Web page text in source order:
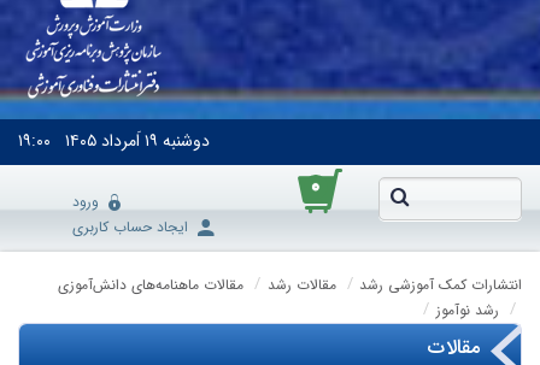
دوشنبه ۱۹ اَمرداد ۱۴۰۵ ۱۹:۰۰
۰
ورود
ایجاد حساب کاربری
انتشارات کمک آموزشی رشد مقالات رشد
مقالات ماهنامه‌های دانش‌آموزی
رشد نوآموز
مقالات